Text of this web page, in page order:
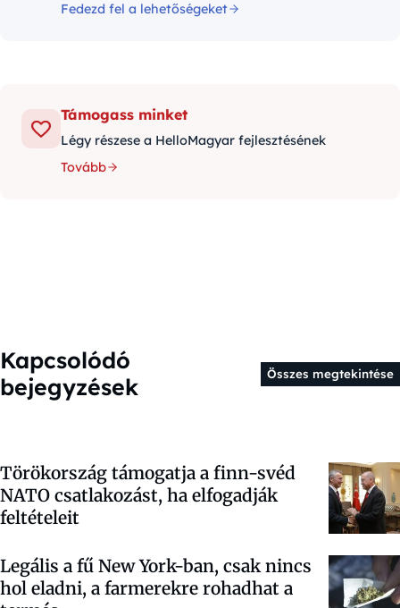
Fedezd fel a lehetőségeket
Támogass minket
Légy részese a HelloMagyar fejlesztésének
Tovább
Kapcsolódó
bejegyzések
Összes megtekintése
Törökország támogatja a finn-svéd
NATO csatlakozást, ha elfogadják
feltételeit
Legális a fű New York-ban, csak nincs
hol eladni, a farmerekre rohadhat a